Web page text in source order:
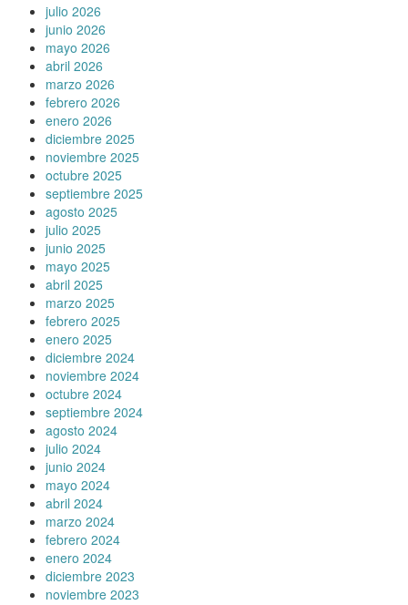
julio 2026
junio 2026
mayo 2026
abril 2026
marzo 2026
febrero 2026
enero 2026
diciembre 2025
noviembre 2025
octubre 2025
septiembre 2025
agosto 2025
julio 2025
junio 2025
mayo 2025
abril 2025
marzo 2025
febrero 2025
enero 2025
diciembre 2024
noviembre 2024
octubre 2024
septiembre 2024
agosto 2024
julio 2024
junio 2024
mayo 2024
abril 2024
marzo 2024
febrero 2024
enero 2024
diciembre 2023
noviembre 2023